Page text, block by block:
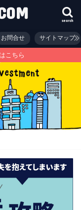
search
お問合せ サイトマップ
こちら